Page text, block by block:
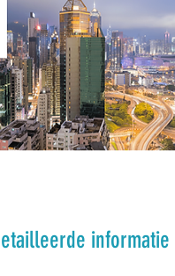
informatie